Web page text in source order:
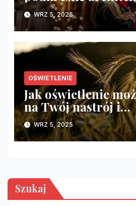
wnętrza?
WRZ 5, 2025
OŚWIETLENIE
Jak oświetlenie
na Twój nastrój i
samopoczucie?
WRZ 5, 2025
Szukaj